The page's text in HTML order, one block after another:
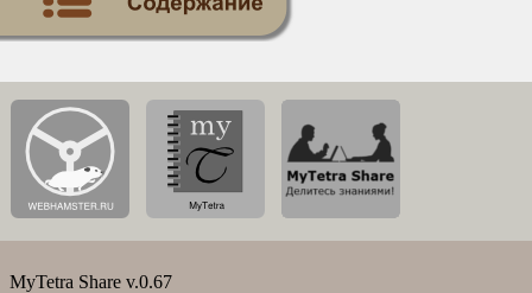
MyTetra Share v.0.67